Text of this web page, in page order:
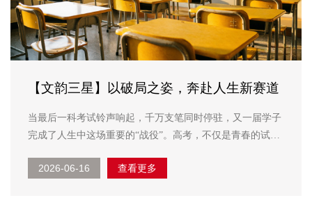
【文韵三星】以破局之姿，奔赴人生新赛道
当最后一科考试铃声响起，千万支笔同时停驻，又一届学子
完成了人生中这场重要的“战役”。高考，不仅是青春的试炼
能。在这场全民瞩目的盛事里，我们看到的，是教育理念的
2026-06-16 查看更多